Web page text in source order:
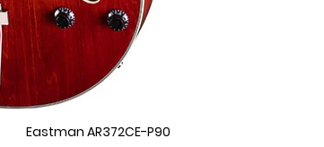
Eastman AR372CE-P90